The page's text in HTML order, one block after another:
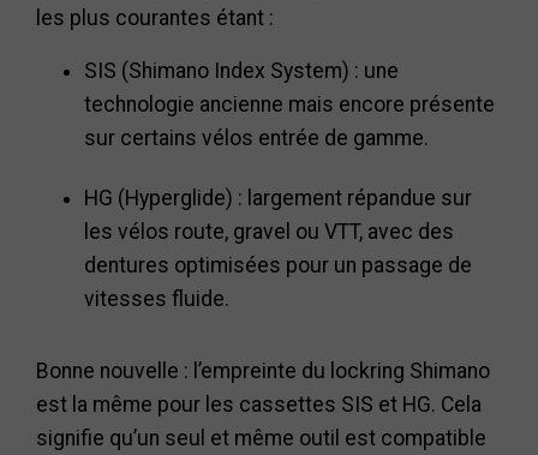
les plus courantes étant :
SIS (Shimano Index System) : une
technologie ancienne mais encore présente
sur certains vélos entrée de gamme.
HG (Hyperglide) : largement répandue sur
les vélos route, gravel ou VTT, avec des
dentures optimisées pour un passage de
vitesses fluide.
Bonne nouvelle : l’empreinte du lockring Shimano
est la même pour les cassettes SIS et HG. Cela
signifie qu’un seul et même outil est compatible